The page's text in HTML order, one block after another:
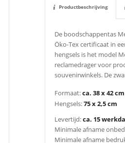
Productbeschrijving
De boodschappentas
Öko-Tex certificaat in
hengsels is het model
reclamedrager voor
souvenirwinkels. De
Formaat:ca. 38 x 42 cm
Hengsels:75 x 2,5 cm
Levertijd:ca. 15
Minimale afname
Minimale afname